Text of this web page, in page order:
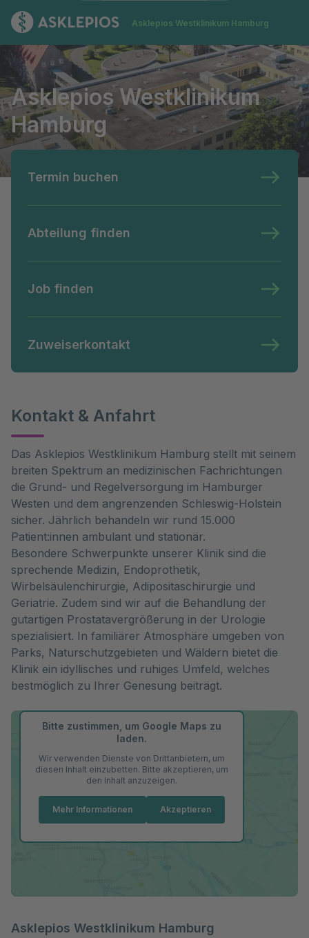
Zur Startseite
Asklepios Westklinikum Hamburg
Asklepios Westklinikum Hamburg
Asklepios Westklinikum
Hamburg
Termin buchen
Abteilung finden
Job finden
Zuweiserkontakt
Bitte zustimmen, um Google Maps zu
laden.
Wir verwenden Dienste von Drittanbietern, um
diesen Inhalt einzubetten. Bitte akzeptieren, um
den Inhalt anzuzeigen.
Mehr Informationen Akzeptieren
Kontakt & Anfahrt
Das Asklepios Westklinikum Hamburg stellt mit seinem
breiten Spektrum an medizinischen Fachrichtungen
die Grund- und Regelversorgung im Hamburger
Westen und dem angrenzenden Schleswig-Holstein
sicher. Jährlich behandeln wir rund 15.000
Patient:innen ambulant und stationär.
Besondere Schwerpunkte unserer Klinik sind die
sprechende Medizin, Endoprothetik,
Wirbelsäulenchirurgie, Adipositaschirurgie und
Geriatrie. Zudem sind wir auf die Behandlung der
gutartigen Prostatavergrößerung in der Urologie
spezialisiert. In familiärer Atmosphäre umgeben von
Parks, Naturschutzgebieten und Wäldern bietet die
Klinik ein idyllisches und ruhiges Umfeld, welches
bestmöglich zu Ihrer Genesung beiträgt.
Asklepios Westklinikum Hamburg